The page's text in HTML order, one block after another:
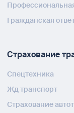
Гражданская
Страхование
Спецтехника
Жд транспорт
Страхование